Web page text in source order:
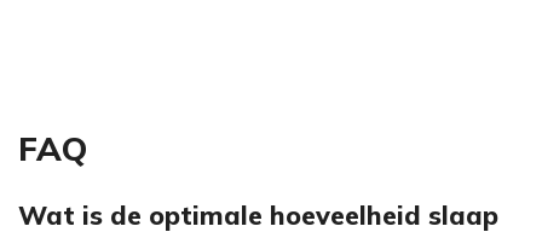
FAQ
Wat is de optimale hoeveelheid slaap